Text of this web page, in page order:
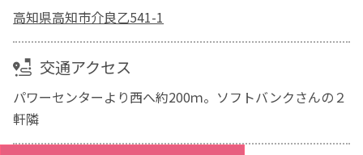
高知県高知市介良乙541-1
交通アクセス
パワーセンターより西へ約200ｍ。ソフトバンクさんの２
軒隣